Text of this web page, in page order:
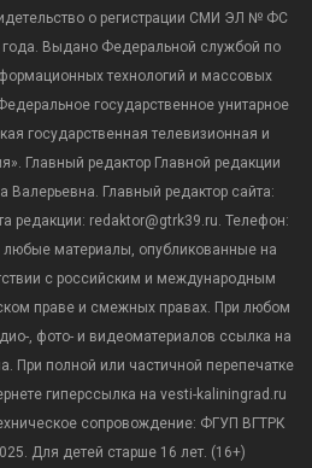
о регистрации СМИ ЭЛ № ФС
года. Выдано Федеральной службой по
технологий и массовых
государственное унитарное
государственная телевизионная и
Главный редактор Главной редакции
Валерьевна. Главный редактор сайта:
редакции: redaktor@gtrk39.ru. Телефон:
любые материалы, опубликованные на
с российским и международным
праве и смежных правах. При любом
, фото- и видеоматериалов ссылка на
При полной или частичной перепечатке
гиперссылка на vesti-kaliningrad.ru
сопровождение: ФГУП ВГТРК
Для детей старше 16 лет. (16+)